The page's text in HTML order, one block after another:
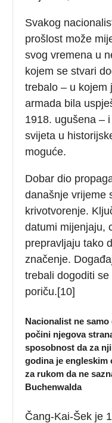
Svakog
prošlost može
svog vremena u
kojem se stvari
trebalo – u kojem
armada bila
1918. ugušena –
svijeta u
moguće.
Dobar dio
današnje vrijeme
krivotvorenje.
datumi mijenjaju,
prepravljaju tako
značenje.
trebali dogoditi
poriču.[10]
Nacionalist ne
počini njegova
sposobnost da za
godina je engleskim
za rukom da ne
Buchenwalda
Čang-Kai-Šek je